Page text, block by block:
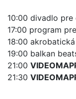
10:00 divadlo pre
17:00 program
18:00
19:00 balkan
21:00
21:30